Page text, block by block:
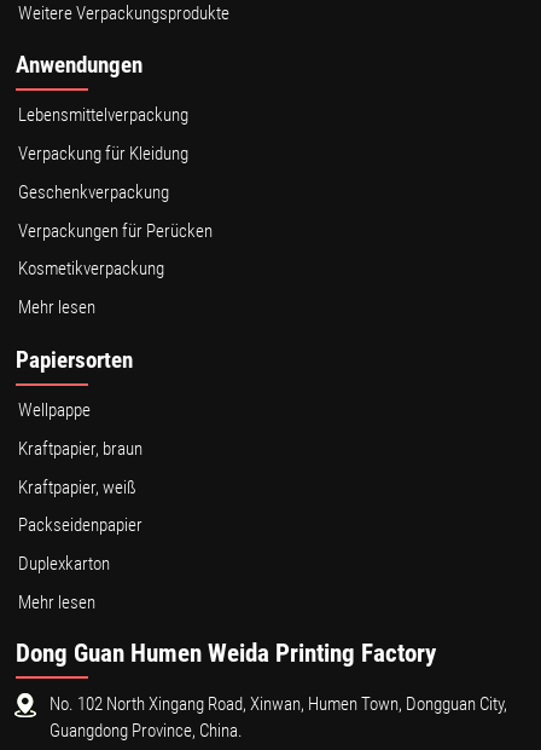
Weitere Verpackungsprodukte
Anwendungen
Lebensmittelverpackung
Verpackung für Kleidung
Geschenkverpackung
Verpackungen für Perücken
Kosmetikverpackung
Mehr lesen
Papiersorten
Wellpappe
Kraftpapier, braun
Kraftpapier, weiß
Packseidenpapier
Duplexkarton
Mehr lesen
Dong Guan Humen Weida Printing Factory
No. 102 North Xingang Road, Xinwan, Humen Town, Dongguan City,
Guangdong Province, China.